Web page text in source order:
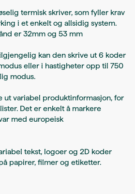
termisk skriver, som fyller krav
i et enkelt og allsidig system.
er 32mm og 53 mm
kan den skrive ut 6 koder
eller i hastigheter opp til 750
modus.
ut variabel produktinformasjon, for
Det er enkelt å markere
med europeisk
tekst, logoer og 2D koder
papirer, filmer og etiketter.